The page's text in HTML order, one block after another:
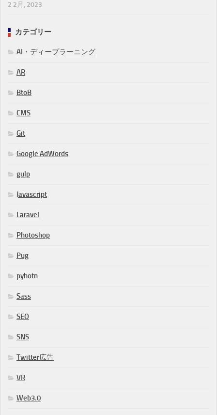
2 2月, 2023
カテゴリー
AI・ディープラーニング
AR
BtoB
CMS
Git
Google AdWords
gulp
Javascript
Laravel
Photoshop
Pug
pyhotn
Sass
SEO
SNS
Twitter広告
VR
Web3.0